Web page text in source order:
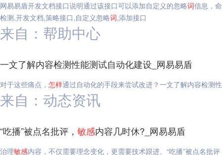
网易易盾开发文档接口说明通过该接口可以添加自定义的忽略词信息，
检测,开发文档,策略接口,自定义忽略词,添加接口
来自：帮助中心
一文了解内容检测性能测试自动化建设_网易易盾
对于这些痛点， 怎样通过自动化的手段来尝试改进？一文了解内容检测
来自：动态资讯
“吃播”被点名批评， 敏感内容几时休?_网易易盾
治理敏感内容，不仅需要理念变化，更需要技术跟进。“吃播”被点名批评